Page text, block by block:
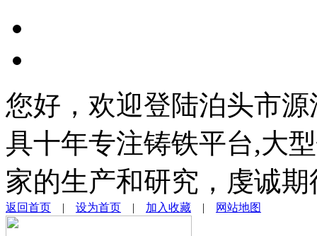
您好，欢迎登陆泊头市
具十年专注铸铁平台,大
家的生产和研究，虔诚
返回首页 | 设为首页 | 加入收藏 | 网站地图